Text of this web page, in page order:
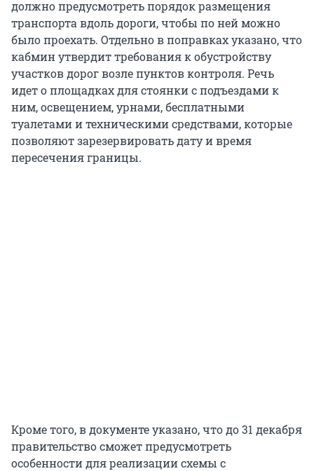
должно предусмотреть порядок размещения
транспорта вдоль дороги, чтобы по ней можно
было проехать. Отдельно в поправках указано, что
кабмин утвердит требования к обустройству
участков дорог возле пунктов контроля. Речь
идет о площадках для стоянки с подъездами к
ним, освещением, урнами, бесплатными
туалетами и техническими средствами, которые
позволяют зарезервировать дату и время
пересечения границы.
Кроме того, в документе указано, что до 31 декабря
правительство сможет предусмотреть
особенности для реализации схемы с